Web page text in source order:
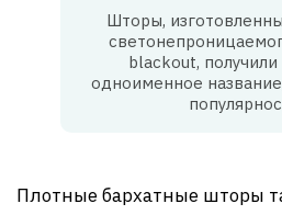
Шторы,
blackout,
одноименное
Плотные бархатные шторы